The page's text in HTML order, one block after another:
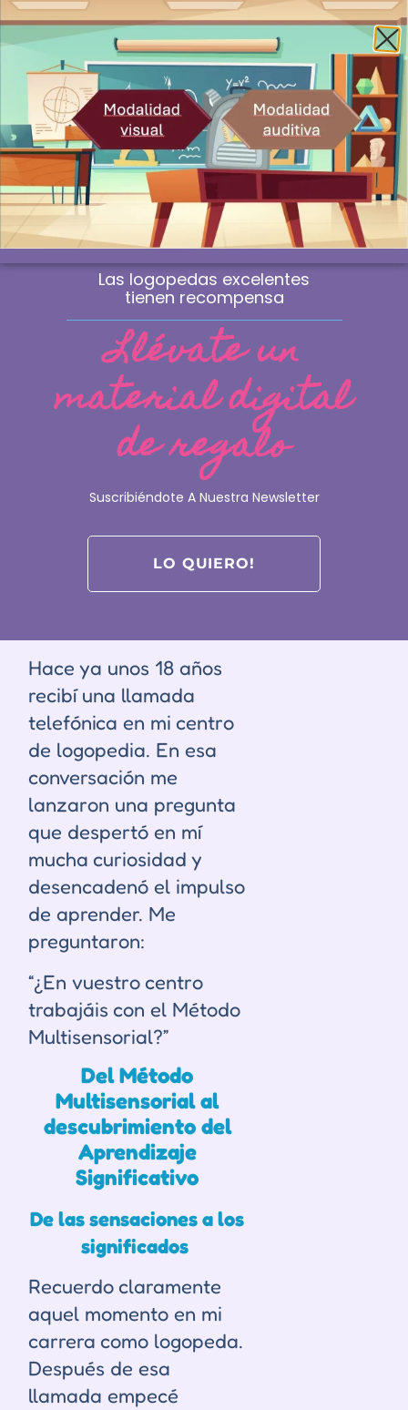
Envío gratis a la península a partir de 60€
¿Profesional? Compra sin IVA
WhatsApp
0
Buscando el método perfecto
Una llamada telefónica hace 18
años
Buscando el método
Hace ya unos 18 años
recibí una llamada
telefónica en mi centro
de logopedia. En esa
conversación me
lanzaron una pregunta
que despertó en mí
mucha curiosidad y
desencadenó el impulso
de aprender. Me
preguntaron:
“¿En vuestro centro
trabajáis con el Método
Multisensorial?”
Del Método
Multisensorial al
descubrimiento del
Aprendizaje
Significativo
De las sensaciones a los
significados
Recuerdo claramente
aquel momento en mi
carrera como logopeda.
Después de esa
llamada empecé
Las logopedas excelentes
tienen recompensa
Llévate un
material digital
de regalo
Suscribiéndote A Nuestra Newsletter
LO QUIERO!